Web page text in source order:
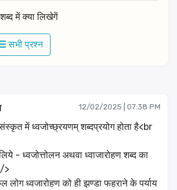
में क्या लिखेगें
सभी प्रश्न
12/02/2025 | 07:38 PM
में ध्वजोच्छ्रयणम् शब्दप्रयोग होता है<br
- ध्वजोत्तोलन अथवा ध्वाजारोहण शब्द का
>
ध्वजारोहण को ही झण्डा फहराने के पर्याय